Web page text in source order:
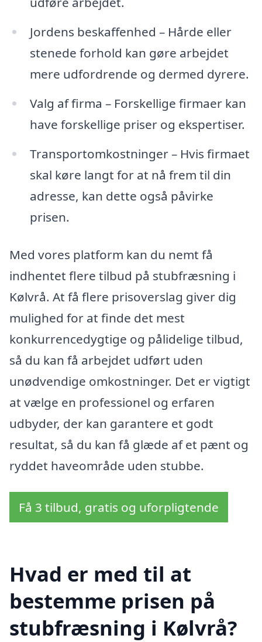
Jordens beskaffenhed – Hårde eller
stenede forhold kan gøre arbejdet
mere udfordrende og dermed dyrere.
Valg af firma – Forskellige firmaer kan
have forskellige priser og ekspertiser.
Transportomkostninger – Hvis firmaet
skal køre langt for at nå frem til din
adresse, kan dette også påvirke
prisen.
Med vores platform kan du nemt få
indhentet flere tilbud på stubfræsning i
Kølvrå. At få flere prisoverslag giver dig
mulighed for at finde det mest
konkurrencedygtige og pålidelige tilbud,
så du kan få arbejdet udført uden
unødvendige omkostninger. Det er vigtigt
at vælge en professionel og erfaren
udbyder, der kan garantere et godt
resultat, så du kan få glæde af et pænt og
ryddet haveområde uden stubbe.
Få 3 tilbud, gratis og uforpligtende
Hvad er med til at
bestemme prisen på
stubfræsning i Kølvrå?